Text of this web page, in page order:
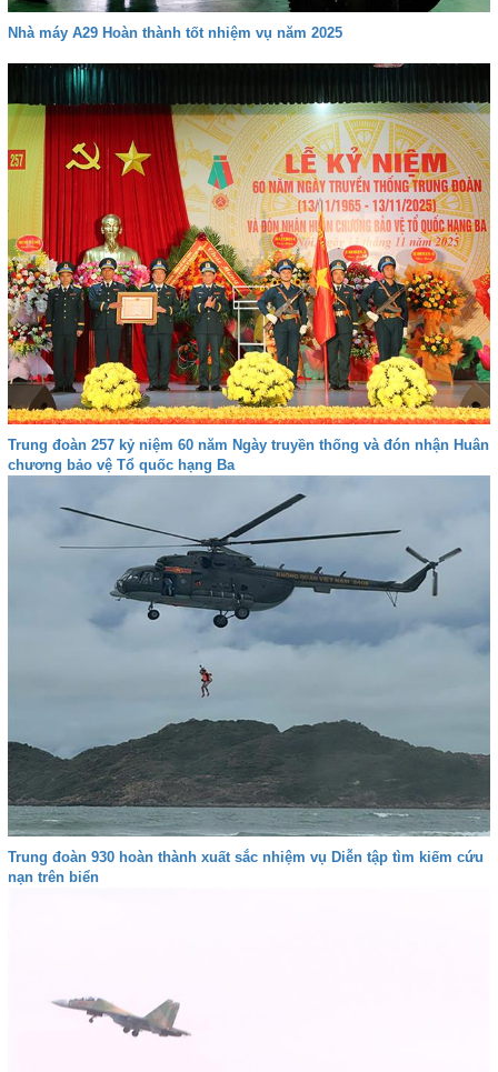
Nhà máy A29 Hoàn thành tốt nhiệm vụ năm 2025
Trung đoàn 257 kỷ niệm 60 năm Ngày truyền thống và đón nhận Huân
chương bảo vệ Tổ quốc hạng Ba
Trung đoàn 930 hoàn thành xuất sắc nhiệm vụ Diễn tập tìm kiếm cứu
nạn trên biển